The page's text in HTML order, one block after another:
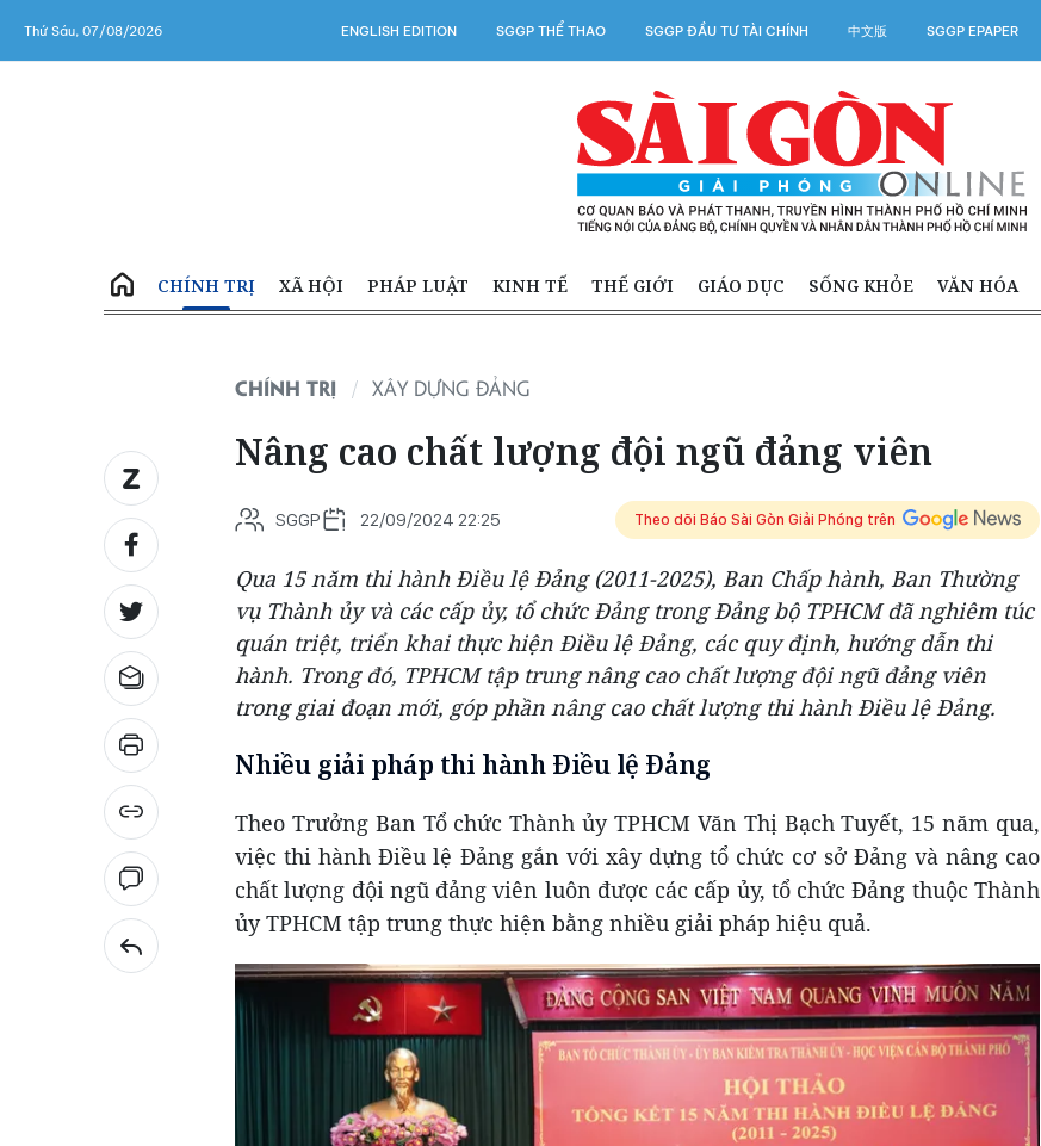
Thứ Sáu, 07/08/2026 ENGLISH EDITION SGGP THỂ THAO SGGP ĐẦU TƯ TÀI CHÍNH 中文版 SGGP EPAPER
CHÍNH TRỊ XÃ HỘI PHÁP LUẬT KINH TẾ THẾ GIỚI GIÁO DỤC SỐNG KHỎE VĂN HÓA
CHÍNH TRỊ XÂY DỰNG ĐẢNG
Nâng cao chất lượng đội ngũ đảng viên
SGGP 22/09/2024 22:25 Theo dõi Báo Sài Gòn Giải Phóng trên
Qua 15 năm thi hành Điều lệ Đảng (2011-2025), Ban Chấp hành, Ban Thường
vụ Thành ủy và các cấp ủy, tổ chức Đảng trong Đảng bộ TPHCM đã nghiêm túc
quán triệt, triển khai thực hiện Điều lệ Đảng, các quy định, hướng dẫn thi
hành. Trong đó, TPHCM tập trung nâng cao chất lượng đội ngũ đảng viên
trong giai đoạn mới, góp phần nâng cao chất lượng thi hành Điều lệ Đảng.
Nhiều giải pháp thi hành Điều lệ Đảng
Theo Trưởng Ban Tổ chức Thành ủy TPHCM Văn Thị Bạch Tuyết, 15 năm qua,
việc thi hành Điều lệ Đảng gắn với xây dựng tổ chức cơ sở Đảng và nâng cao
chất lượng đội ngũ đảng viên luôn được các cấp ủy, tổ chức Đảng thuộc Thành
ủy TPHCM tập trung thực hiện bằng nhiều giải pháp hiệu quả.